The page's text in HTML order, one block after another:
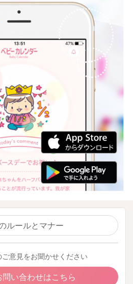
ルールとマナー
意見をお聞かせください
い合わせはこちら